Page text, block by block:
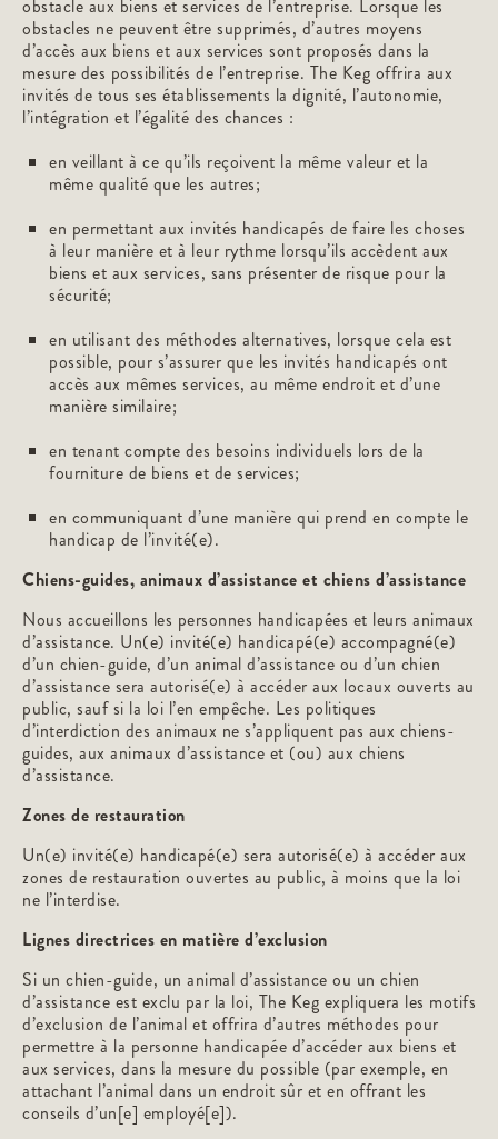
obstacle aux biens et services de l’entreprise. Lorsque les
obstacles ne peuvent être supprimés, d’autres moyens
d’accès aux biens et aux services sont proposés dans la
mesure des possibilités de l’entreprise. The Keg offrira aux
invités de tous ses établissements la dignité, l’autonomie,
l’intégration et l’égalité des chances :
en veillant à ce qu’ils reçoivent la même valeur et la
même qualité que les autres;
en permettant aux invités handicapés de faire les choses
à leur manière et à leur rythme lorsqu’ils accèdent aux
biens et aux services, sans présenter de risque pour la
sécurité;
en utilisant des méthodes alternatives, lorsque cela est
possible, pour s’assurer que les invités handicapés ont
accès aux mêmes services, au même endroit et d’une
manière similaire;
en tenant compte des besoins individuels lors de la
fourniture de biens et de services;
en communiquant d’une manière qui prend en compte le
handicap de l’invité(e).
Chiens-guides, animaux d’assistance et chiens d’assistance
Nous accueillons les personnes handicapées et leurs animaux
d’assistance. Un(e) invité(e) handicapé(e) accompagné(e)
d’un chien-guide, d’un animal d’assistance ou d’un chien
d’assistance sera autorisé(e) à accéder aux locaux ouverts au
public, sauf si la loi l’en empêche. Les politiques
d’interdiction des animaux ne s’appliquent pas aux chiens-
guides, aux animaux d’assistance et (ou) aux chiens
d’assistance.
Zones de restauration
Un(e) invité(e) handicapé(e) sera autorisé(e) à accéder aux
zones de restauration ouvertes au public, à moins que la loi
ne l’interdise.
Lignes directrices en matière d’exclusion
Si un chien-guide, un animal d’assistance ou un chien
d’assistance est exclu par la loi, The Keg expliquera les motifs
d’exclusion de l’animal et offrira d’autres méthodes pour
permettre à la personne handicapée d’accéder aux biens et
aux services, dans la mesure du possible (par exemple, en
attachant l’animal dans un endroit sûr et en offrant les
conseils d’un[e] employé[e]).